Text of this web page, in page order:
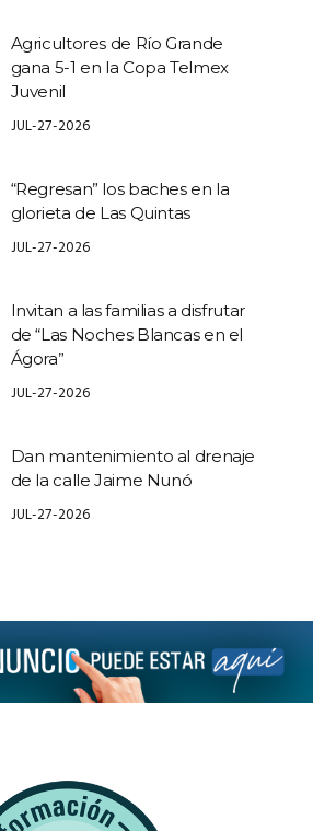
Agricultores de Río Grande
gana 5-1 en la Copa Telmex
Juvenil
JUL-27-2026
“Regresan” los baches en la
glorieta de Las Quintas
JUL-27-2026
Invitan a las familias a disfrutar
de “Las Noches Blancas en el
Ágora”
JUL-27-2026
Dan mantenimiento al drenaje
de la calle Jaime Nunó
JUL-27-2026